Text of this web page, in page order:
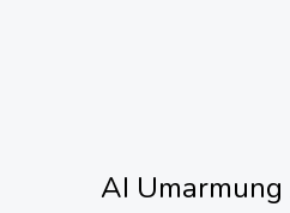
AI Umarmung